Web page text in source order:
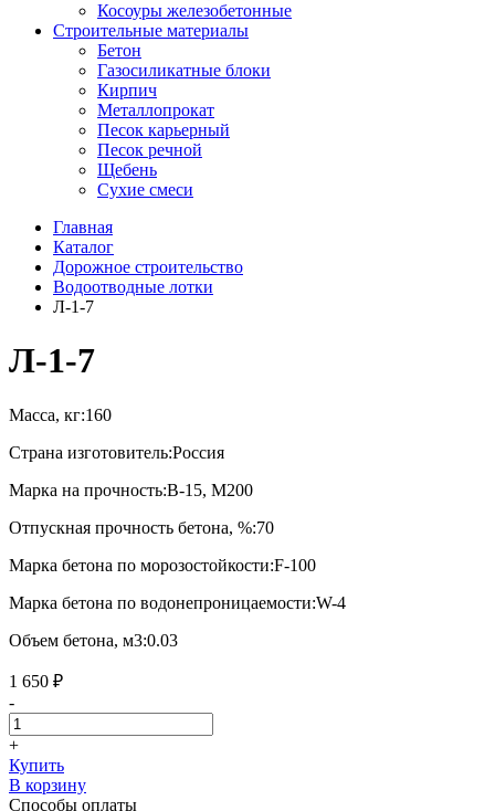
Косоуры железобетонные
Строительные материалы
Бетон
Газосиликатные блоки
Кирпич
Металлопрокат
Песок карьерный
Песок речной
Щебень
Сухие смеси
Главная
Каталог
Дорожное строительство
Водоотводные лотки
Л-1-7
Л-1-7
Масса, кг:160
Страна изготовитель:Россия
Марка на прочность:В-15, М200
Отпускная прочность бетона, %:70
Марка бетона по морозостойкости:F-100
Марка бетона по водонепроницаемости:W-4
Объем бетона, м3:0.03
1 650 ₽
-
+
Купить
В корзину
Способы оплаты